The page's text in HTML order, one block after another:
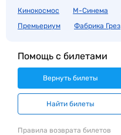
Кинокосмос
М-Синема
Премьериум
Фабрика Грез
Помощь с билетами
Вернуть билеты
Найти билеты
Правила возврата билетов